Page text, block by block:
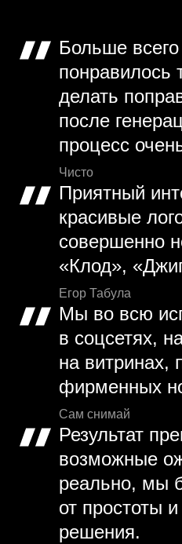
Больше
понравилось
делать
после
процесс
Чисто
Приятный
красивые
совершенно
«Клод»,
Егор Табула
Мы во всю
в соцсетях,
на витринах,
фирменных
Сам снимай
Результат
возможные
реально, мы
от простоты
решения.